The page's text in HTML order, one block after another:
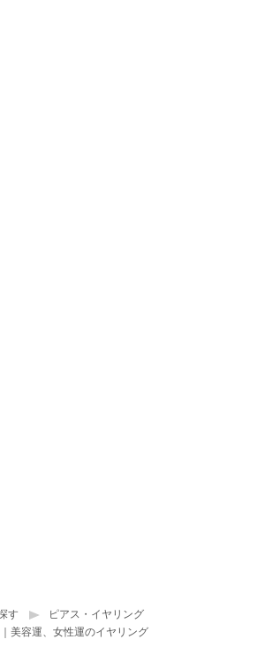
す
ピアス・イヤリング
美容運、女性運のイヤリング